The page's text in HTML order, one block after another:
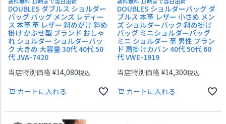
DOUBLES ダブルス ショルダー
バッグ バッグ メンズ レディー
ス 本革 革 レザー 斜めがけ 斜め
掛け かぶせ型 ブランド おしゃ
れ ショルダー ショルダーバッ
ク 大きめ 大容量 30代 40代 50
代 JVA-7420
当店特別価格 ¥14,080税込
カートに入れる
DOUBLES ショルダーバッグ ダ
ブルス 本革 レザー 小さめ メン
ズ ショルダーバック 斜め掛け
バッグ ミニショルダーバッグ
ミニ ショルダー 革 男性 ブラン
ド 肩掛けカバン 40代 50代 60
代 VWE-1919
当店特別価格 ¥14,300税込
カートに入れる